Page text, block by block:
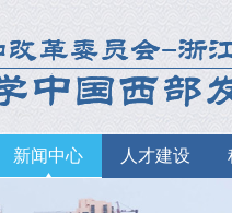
新闻中心 人才建设